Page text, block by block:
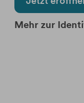
Mehr zur